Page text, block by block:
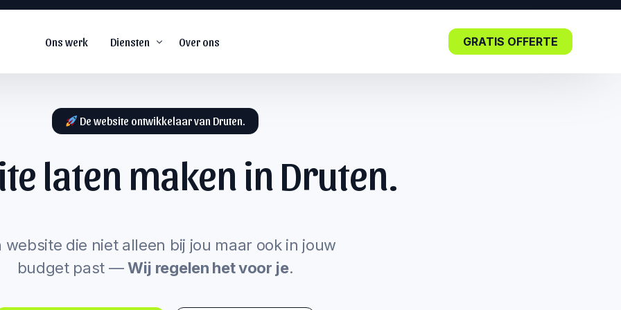
Ons werk Diensten
De#1web agency voor
snel groeiende
Lees nu: De impact van SEO in
Over ons GRATIS OFFERTE
De website ontwikkelaar van Druten.
laten maken in Druten.
website die niet alleen bij jou maar ook in jouw
budget past —Wij regelen het voor je.